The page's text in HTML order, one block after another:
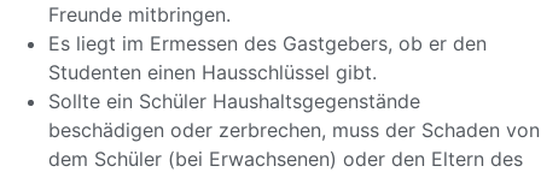
Freunde mitbringen.
Es liegt im Ermessen des Gastgebers, ob er den
Studenten einen Hausschlüssel gibt.
Sollte ein Schüler Haushaltsgegenstände
beschädigen oder zerbrechen, muss der Schaden von
dem Schüler (bei Erwachsenen) oder den Eltern des